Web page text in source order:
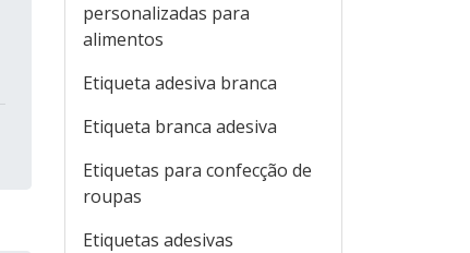
personalizadas para
alimentos
Etiqueta adesiva branca
Etiqueta branca adesiva
Etiquetas para confecção de
roupas
Etiquetas adesivas